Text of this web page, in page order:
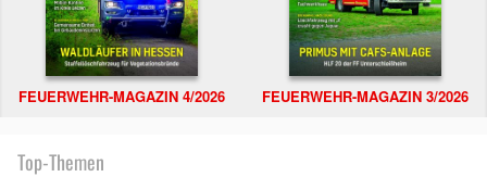
FEUERWEHR-MAGAZIN 4/2026 FEUERWEHR-MAGAZIN 3/2026
Top-Themen